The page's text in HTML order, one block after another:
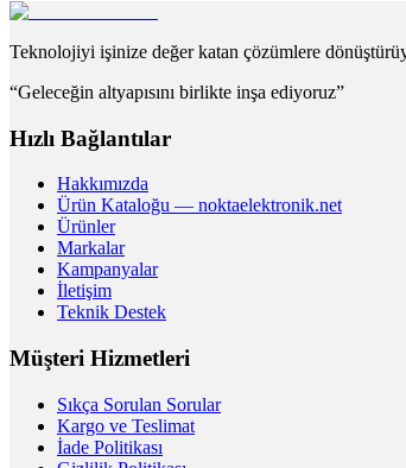
Teknolojiyi işinize değer katan çözümlere
“Geleceğin altyapısını birlikte inşa ediyoruz”
Hızlı Bağlantılar
Hakkımızda
Ürün Kataloğu — noktaelektronik.net
Ürünler
Markalar
Kampanyalar
İletişim
Teknik Destek
Müşteri Hizmetleri
Sıkça Sorulan Sorular
Kargo ve Teslimat
İade Politikası